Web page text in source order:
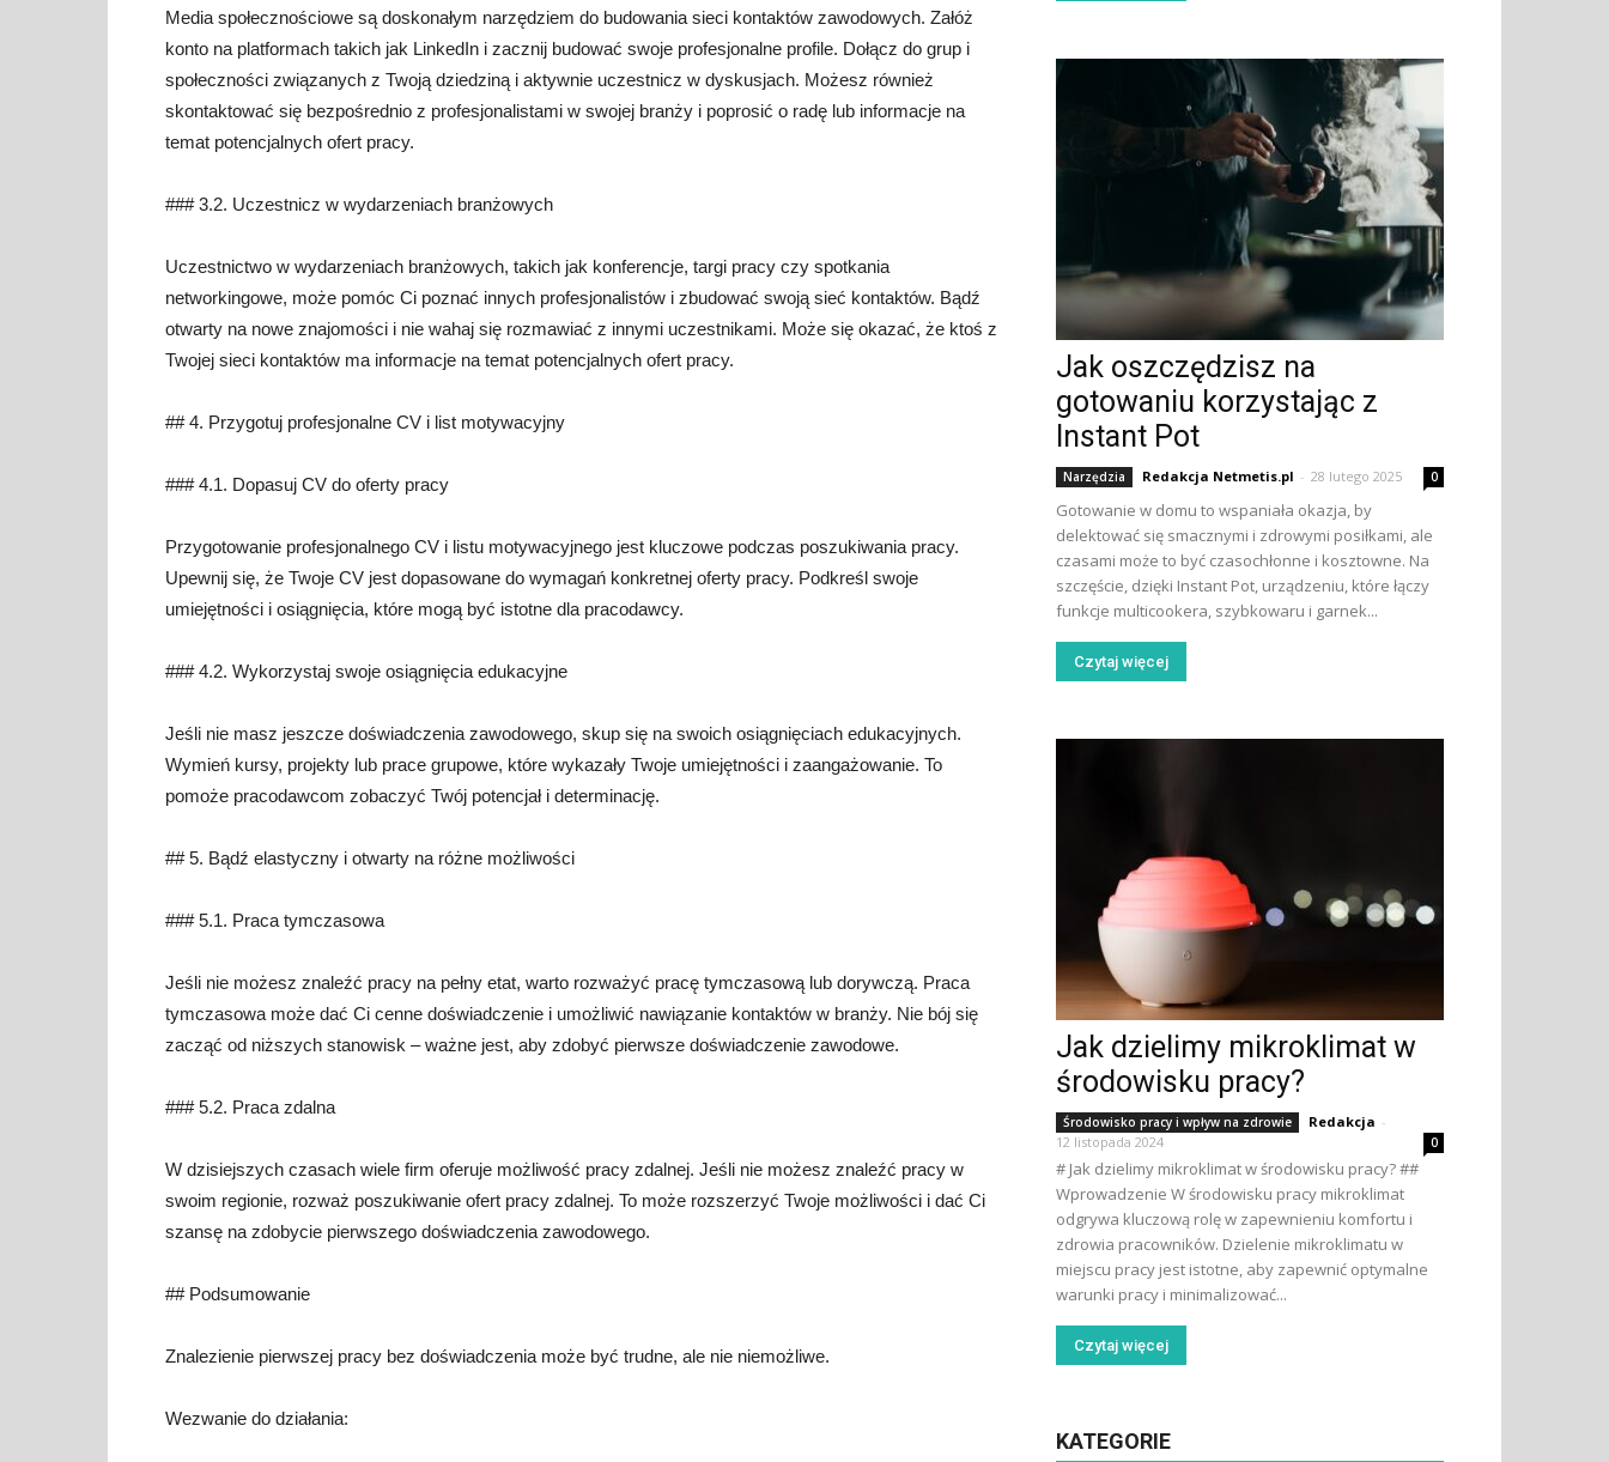
Media społecznościowe są doskonałym narzędziem do budowania sieci kontaktów zawodowych. Załóż
konto na platformach takich jak LinkedIn i zacznij budować swoje profesjonalne profile. Dołącz do grup i
społeczności związanych z Twoją dziedziną i aktywnie uczestnicz w dyskusjach. Możesz również
skontaktować się bezpośrednio z profesjonalistami w swojej branży i poprosić o radę lub informacje na
temat potencjalnych ofert pracy.
### 3.2. Uczestnicz w wydarzeniach branżowych
Uczestnictwo w wydarzeniach branżowych, takich jak konferencje, targi pracy czy spotkania
networkingowe, może pomóc Ci poznać innych profesjonalistów i zbudować swoją sieć kontaktów. Bądź
otwarty na nowe znajomości i nie wahaj się rozmawiać z innymi uczestnikami. Może się okazać, że ktoś z
Twojej sieci kontaktów ma informacje na temat potencjalnych ofert pracy.
## 4. Przygotuj profesjonalne CV i list motywacyjny
### 4.1. Dopasuj CV do oferty pracy
Przygotowanie profesjonalnego CV i listu motywacyjnego jest kluczowe podczas poszukiwania pracy.
Upewnij się, że Twoje CV jest dopasowane do wymagań konkretnej oferty pracy. Podkreśl swoje
umiejętności i osiągnięcia, które mogą być istotne dla pracodawcy.
### 4.2. Wykorzystaj swoje osiągnięcia edukacyjne
Jeśli nie masz jeszcze doświadczenia zawodowego, skup się na swoich osiągnięciach edukacyjnych.
Wymień kursy, projekty lub prace grupowe, które wykazały Twoje umiejętności i zaangażowanie. To
pomoże pracodawcom zobaczyć Twój potencjał i determinację.
## 5. Bądź elastyczny i otwarty na różne możliwości
### 5.1. Praca tymczasowa
Jeśli nie możesz znaleźć pracy na pełny etat, warto rozważyć pracę tymczasową lub dorywczą. Praca
tymczasowa może dać Ci cenne doświadczenie i umożliwić nawiązanie kontaktów w branży. Nie bój się
zacząć od niższych stanowisk – ważne jest, aby zdobyć pierwsze doświadczenie zawodowe.
### 5.2. Praca zdalna
W dzisiejszych czasach wiele firm oferuje możliwość pracy zdalnej. Jeśli nie możesz znaleźć pracy w
swoim regionie, rozważ poszukiwanie ofert pracy zdalnej. To może rozszerzyć Twoje możliwości i dać Ci
szansę na zdobycie pierwszego doświadczenia zawodowego.
## Podsumowanie
Znalezienie pierwszej pracy bez doświadczenia może być trudne, ale nie niemożliwe.
Wezwanie do działania:
Jak oszczędzisz na
gotowaniu korzystając z
Instant Pot
Narzędzia Redakcja Netmetis.pl - 28 lutego 2025 0
Gotowanie w domu to wspaniała okazja, by
delektować się smacznymi i zdrowymi posiłkami, ale
czasami może to być czasochłonne i kosztowne. Na
szczęście, dzięki Instant Pot, urządzeniu, które łączy
funkcje multicookera, szybkowaru i garnek...
Czytaj więcej
Jak dzielimy mikroklimat w
środowisku pracy?
Środowisko pracy i wpływ na zdrowie Redakcja -
12 listopada 2024
0
# Jak dzielimy mikroklimat w środowisku pracy? ##
Wprowadzenie W środowisku pracy mikroklimat
odgrywa kluczową rolę w zapewnieniu komfortu i
zdrowia pracowników. Dzielenie mikroklimatu w
miejscu pracy jest istotne, aby zapewnić optymalne
warunki pracy i minimalizować...
Czytaj więcej
KATEGORIE